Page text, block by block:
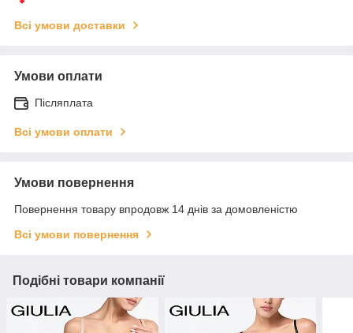
Всі умови доставки
Умови оплати
Післяплата
Всі умови оплати
Умови повернення
Повернення товару впродовж 14 днів за домовленістю
Всі умови повернення
Подібні товари компанії